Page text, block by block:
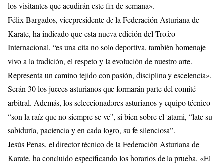
los visitantes que acudirán este fin de semana».
Félix Bargados, vicepresidente de la Federación Asturiana de
Karate, ha indicado que esta nueva edición del Trofeo
Internacional, “es una cita no solo deportiva, también homenaje
vivo a la tradición, el respeto y la evolución de nuestro arte.
Representa un camino tejido con pasión, disciplina y escelencia».
Serán 30 los jueces asturianos que formarán parte del comité
arbitral. Además, los seleccionadores asturianos y equipo técnico
“son la raíz que no siempre se ve”, si bien sobre el tatami, “late su
sabiduría, paciencia y en cada logro, su fe silenciosa”.
Jesús Penas, el director técnico de la Federación Asturiana de
Karate, ha concluido especificando los horarios de la prueba. «El